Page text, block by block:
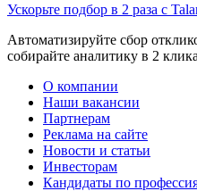
Ускорьте подбор в 2 раза с
Автоматизируйте сбор
собирайте аналитику в 2 клика
О компании
Наши вакансии
Партнерам
Реклама на сайте
Новости и статьи
Инвесторам
Кандидаты по